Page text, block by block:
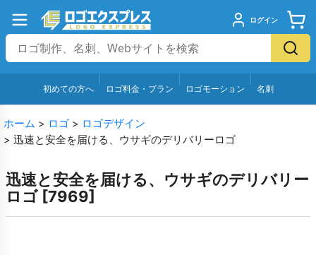
ログイン
初めての方へ ロゴ料金・プラン ロゴモーション 名刺
ホーム > ロゴ > ロゴデザイン
> 迅速と安全を届ける、ウサギのデリバリーロゴ
迅速と安全を届ける、ウサギのデリバリー
ロゴ [7969]